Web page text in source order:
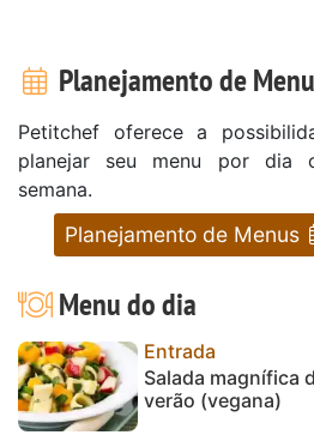
Planejamento de
Petitchef oferece a
planejar seu menu por dia
semana.
Planejamento de Menus
Menu do dia
Entrada
Salada magnífica
verão (vegana)